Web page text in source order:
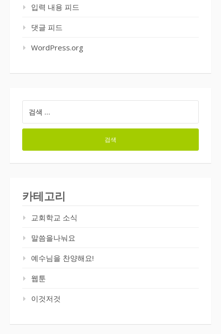
입력 내용 피드
댓글 피드
WordPress.org
색:
카테고리
교회학교 소식
말씀을나눠요
예수님을 찬양해요!
웹툰
이것저것